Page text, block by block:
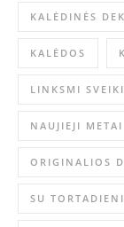
KALĖDINĖS
KALĖDOS
LINKSMI
NAUJIEJI METAI
ORIGINALIOS
SU